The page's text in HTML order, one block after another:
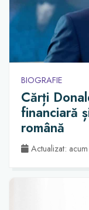
BIOGRAFIE
Cărți
financiară
română
Actualizat: